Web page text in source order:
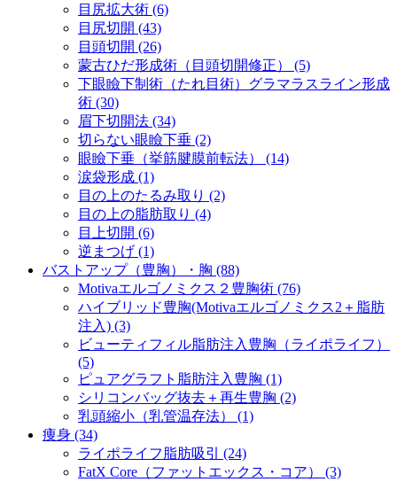
目尻拡大術 (6)
目尻切開 (43)
目頭切開 (26)
蒙古ひだ形成術（目頭切開修正） (5)
下眼瞼下制術（たれ目術）グラマラスライン形成
術 (30)
眉下切開法 (34)
切らない眼瞼下垂 (2)
眼瞼下垂（挙筋腱膜前転法） (14)
涙袋形成 (1)
目の上のたるみ取り (2)
目の上の脂肪取り (4)
目上切開 (6)
逆まつげ (1)
バストアップ（豊胸）・胸 (88)
Motivaエルゴノミクス２豊胸術 (76)
ハイブリッド豊胸(Motivaエルゴノミクス2＋脂肪
注入) (3)
ビューティフィル脂肪注入豊胸（ライポライフ）
(5)
ピュアグラフト脂肪注入豊胸 (1)
シリコンバッグ抜去＋再生豊胸 (2)
乳頭縮小（乳管温存法） (1)
痩身 (34)
ライポライフ脂肪吸引 (24)
FatX Core（ファットエックス・コア） (3)